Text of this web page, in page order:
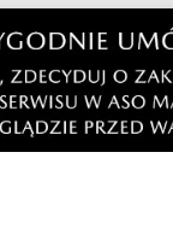
22 stycznia 2025 -
kolejny
miejska, której